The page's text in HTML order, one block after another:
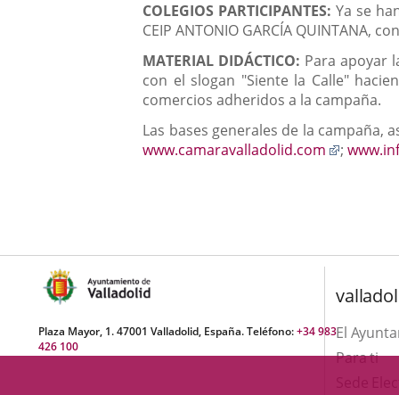
COLEGIOS PARTICIPANTES: Ya se
CEIP ANTONIO GARCÍA QUINTANA,
MATERIAL DIDÁCTICO: Para apoyar
con el slogan "Siente la Calle"
comercios adheridos a la campaña.
Las bases generales de la
www.camaravalladolid.com
Enlace
;
Plaza Mayor, 1. 47001 Valladolid, España. Teléfono:+34 983
426 100
El
Para ti